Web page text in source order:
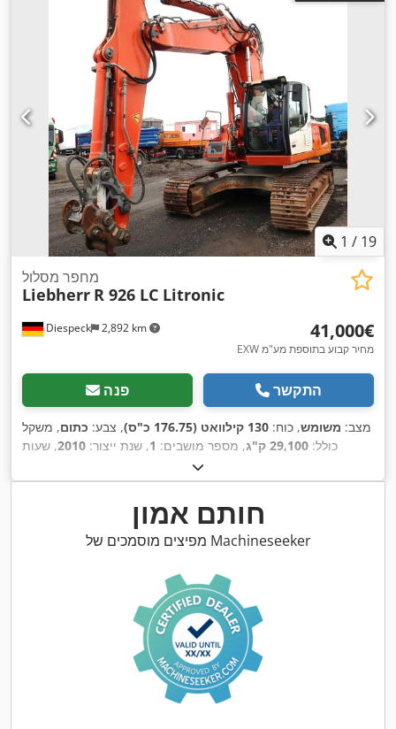
1 / 19
Diespeck 2,892 km
מחפר מסלול
Liebherr R 926 LC Litronic
‏41,000 ‏€
EXW מחיר קבוע בתוספת מע"מ
פנה התקשר
מצב: משומש, כוח: 130 קילוואט (176.75 כ"ס) , צבע: כתום, משקל
כולל: 29,100 ק"ג , מספר מושבים: 1, שנת ייצור: 2010, שעות
הידראוליקה של גריפר, מיזוג אוויר, פטיש
הידרולי, פנסים נוספים, תא נהג,
חותם אמון
מפיצים מוסמכים של Machineseeker